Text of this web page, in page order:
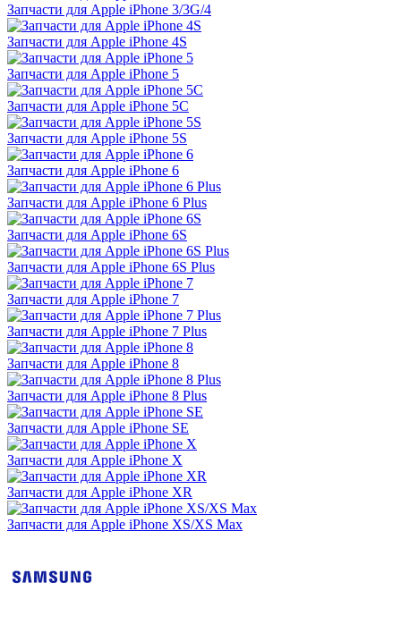
Запчасти для Apple iPhone 3/3G/4
Запчасти для Apple iPhone 4S
Запчасти для Apple iPhone 5
Запчасти для Apple iPhone 5C
Запчасти для Apple iPhone 5S
Запчасти для Apple iPhone 6
Запчасти для Apple iPhone 6 Plus
Запчасти для Apple iPhone 6S
Запчасти для Apple iPhone 6S Plus
Запчасти для Apple iPhone 7
Запчасти для Apple iPhone 7 Plus
Запчасти для Apple iPhone 8
Запчасти для Apple iPhone 8 Plus
Запчасти для Apple iPhone SE
Запчасти для Apple iPhone X
Запчасти для Apple iPhone XR
Запчасти для Apple iPhone XS/XS Max